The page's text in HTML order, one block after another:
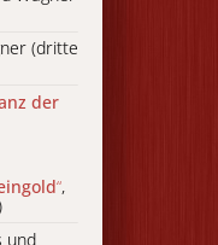
(dritte
der
“,
und